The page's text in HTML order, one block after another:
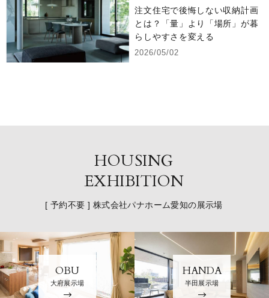
注文住宅で後悔しない収納計画
とは？「量」より「場所」が暮
らしやすさを変える
2026/05/02
HOUSING
EXHIBITION
[ 予約不要 ] 株式会社パナホーム愛知の展示場
OBU
大府展示場
HANDA
半田展示場